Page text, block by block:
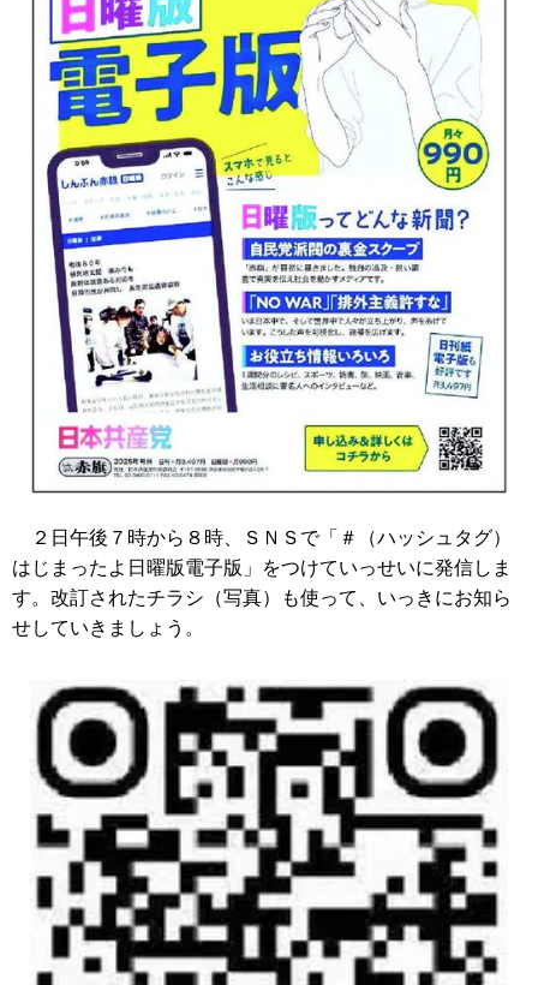
２日午後７時から８時、ＳＮＳで「＃（ハッシュタグ）
はじまったよ日曜版電子版」をつけていっせいに発信しま
す。改訂されたチラシ（写真）も使って、いっきにお知ら
せしていきましょう。